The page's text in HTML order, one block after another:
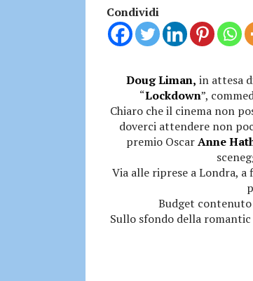
Condividi
Doug Liman, in attesa
“Lockdown”,
Chiaro che il cinema non
doverci attendere non
premio OscarAnne
Via alle riprese a Londra,
Budget
Sullo sfondo della romantic